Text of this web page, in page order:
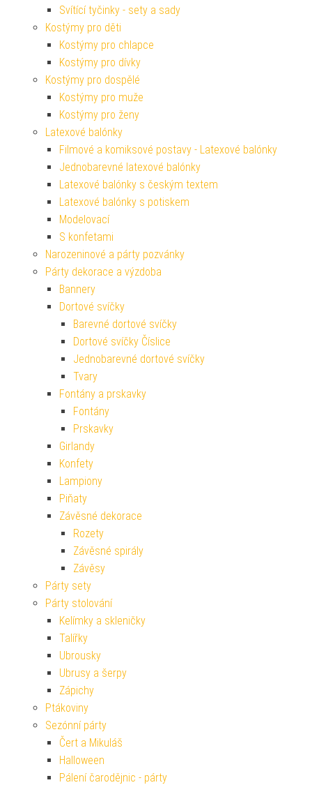
Svítící tyčinky - sety a sady
Kostýmy pro děti
Kostýmy pro chlapce
Kostýmy pro dívky
Kostýmy pro dospělé
Kostýmy pro muže
Kostýmy pro ženy
Latexové balónky
Filmové a komiksové postavy - Latexové balónky
Jednobarevné latexové balónky
Latexové balónky s českým textem
Latexové balónky s potiskem
Modelovací
S konfetami
Narozeninové a párty pozvánky
Párty dekorace a výzdoba
Bannery
Dortové svíčky
Barevné dortové svíčky
Dortové svíčky Číslice
Jednobarevné dortové svíčky
Tvary
Fontány a prskavky
Fontány
Prskavky
Girlandy
Konfety
Lampiony
Piňaty
Závěsné dekorace
Rozety
Závěsné spirály
Závěsy
Párty sety
Párty stolování
Kelímky a skleničky
Talířky
Ubrousky
Ubrusy a šerpy
Zápichy
Ptákoviny
Sezónní párty
Čert a Mikuláš
Halloween
Pálení čarodějnic - párty